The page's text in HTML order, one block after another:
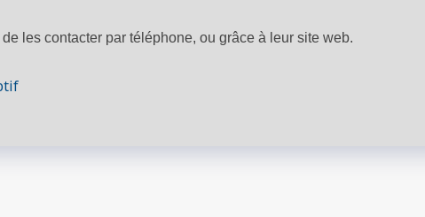
les contacter par téléphone, ou grâce à leur site web.